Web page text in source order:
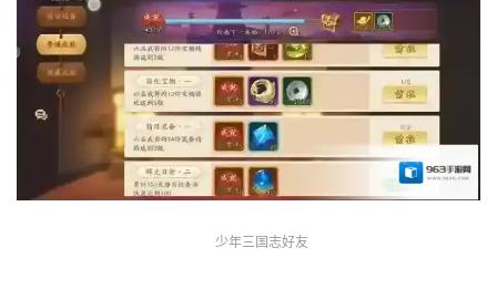
少年三国志好友